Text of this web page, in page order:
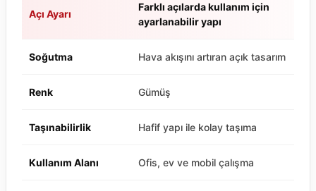
Açı Ayarı
Farklı açılarda kullanım için
ayarlanabilir yapı
Soğutma Hava akışını artıran açık tasarım
Renk Gümüş
Taşınabilirlik Hafif yapı ile kolay taşıma
Kullanım Alanı Ofis, ev ve mobil çalışma